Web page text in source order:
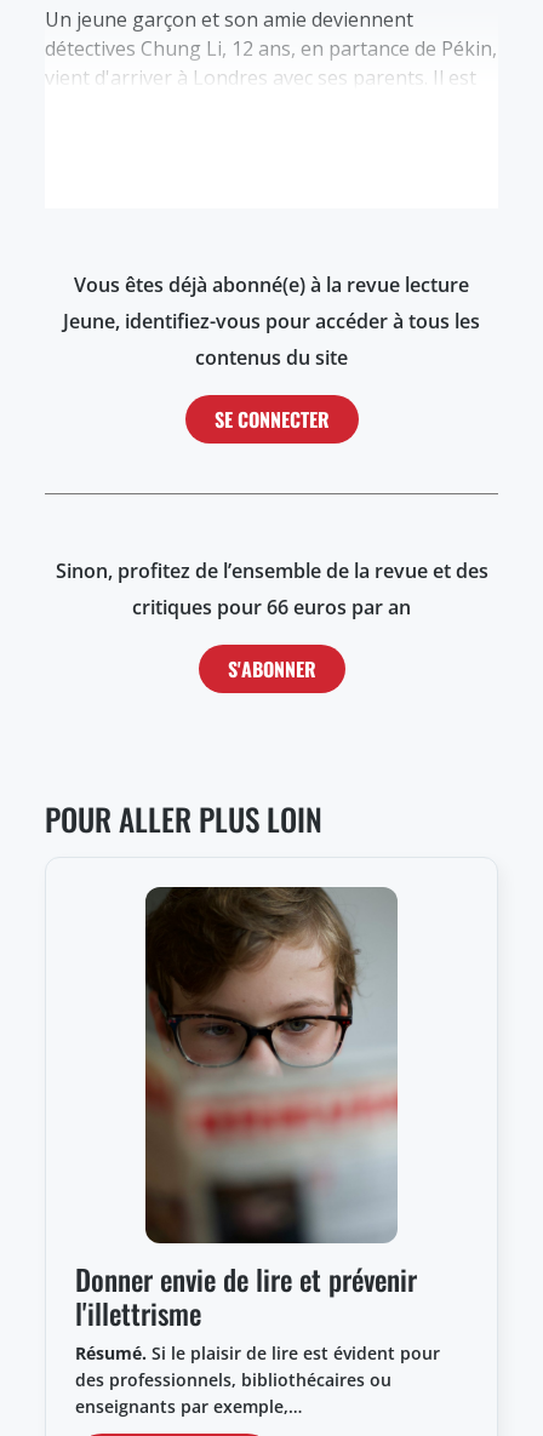
Un jeune garçon et son amie deviennent
détectives Chung Li, 12 ans, en partance de Pékin,
vient d'arriver à Londres avec ses parents. Il est
Vous êtes déjà abonné(e) à la revue lecture
Jeune, identifiez-vous pour accéder à tous les
contenus du site
SE CONNECTER
Sinon, profitez de l’ensemble de la revue et des
critiques pour 66 euros par an
S'ABONNER
POUR ALLER PLUS LOIN
Donner envie de lire et prévenir
l'illettrisme
Résumé. Si le plaisir de lire est évident pour
des professionnels, bibliothécaires ou
enseignants par exemple,…